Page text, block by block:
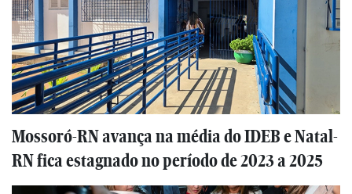
Mossoró-RN avança na média do IDEB e Natal-
RN fica estagnado no período de 2023 a 2025